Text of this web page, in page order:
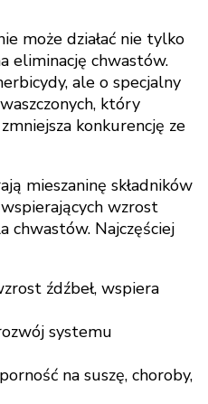
może działać nie tylko
eliminację chwastów.
ale o specjalny
który
konkurencję ze
mieszaninę składników
wzrost
chwastów. Najczęściej
źdźbeł, wspiera
systemu
na suszę, choroby,